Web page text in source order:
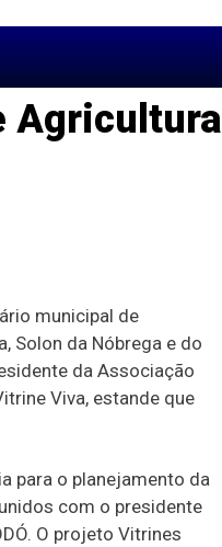
Agricultura
municipal de
Solon da Nóbrega e do
da Associação
Viva, estande que
para o planejamento da
com o presidente
O projeto Vitrines